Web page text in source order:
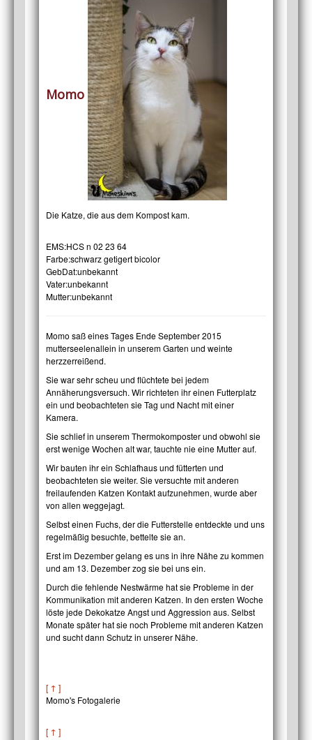
Momo
Die Katze, die aus dem Kompost kam.
EMS:HCS n 02 23 64
Farbe:schwarz getigert bicolor
GebDat:unbekannt
Vater:unbekannt
Mutter:unbekannt
Momo saß eines Tages Ende September 2015
mutterseelenallein in unserem Garten und weinte
herzzerreißend.
Sie war sehr scheu und flüchtete bei jedem
Annäherungsversuch. Wir richteten ihr einen Futterplatz
ein und beobachteten sie Tag und Nacht mit einer
Kamera.
Sie schlief in unserem Thermokomposter und obwohl sie
erst wenige Wochen alt war, tauchte nie eine Mutter auf.
Wir bauten ihr ein Schlafhaus und fütterten und
beobachteten sie weiter. Sie versuchte mit anderen
freilaufenden Katzen Kontakt aufzunehmen, wurde aber
von allen weggejagt.
Selbst einen Fuchs, der die Futterstelle entdeckte und uns
regelmäßig besuchte, bettelte sie an.
Erst im Dezember gelang es uns in ihre Nähe zu kommen
und am 13. Dezember zog sie bei uns ein.
Durch die fehlende Nestwärme hat sie Probleme in der
Kommunikation mit anderen Katzen. In den ersten Woche
löste jede Dekokatze Angst und Aggression aus. Selbst
Monate später hat sie noch Probleme mit anderen Katzen
und sucht dann Schutz in unserer Nähe.
[ ↑ ]
Momo's Fotogalerie
[ ↑ ]